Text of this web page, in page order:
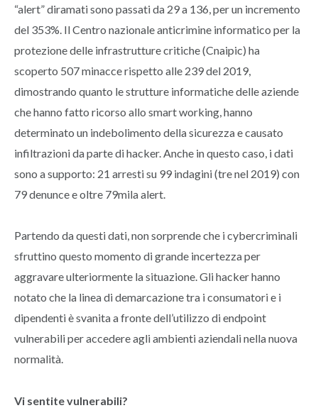
“alert” diramati sono passati da 29 a 136, per un incremento
del 353%. Il Centro nazionale anticrimine informatico per la
protezione delle infrastrutture critiche (Cnaipic) ha
scoperto 507 minacce rispetto alle 239 del 2019,
dimostrando quanto le strutture informatiche delle aziende
che hanno fatto ricorso allo smart working, hanno
determinato un indebolimento della sicurezza e causato
infiltrazioni da parte di hacker. Anche in questo caso, i dati
sono a supporto: 21 arresti su 99 indagini (tre nel 2019) con
79 denunce e oltre 79mila alert.
Partendo da questi dati, non sorprende che i cybercriminali
sfruttino questo momento di grande incertezza per
aggravare ulteriormente la situazione. Gli hacker hanno
notato che la linea di demarcazione tra i consumatori e i
dipendenti è svanita a fronte dell’utilizzo di endpoint
vulnerabili per accedere agli ambienti aziendali nella nuova
normalità.
Vi sentite vulnerabili?